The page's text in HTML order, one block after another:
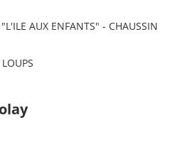
AUX ENFANTS" - CHAUSSIN